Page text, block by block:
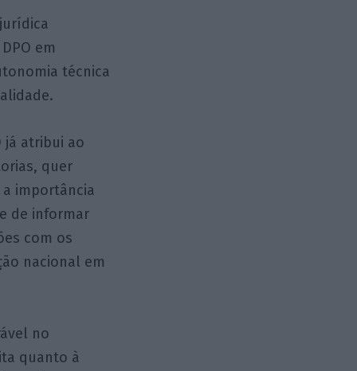
em
técnica
já atribui ao
quer
importância
de informar
com os
nacional em
no
quanto à